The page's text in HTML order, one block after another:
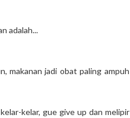
adalah...
makanan jadi obat paling ampuh
kelar, gue give up dan melipir